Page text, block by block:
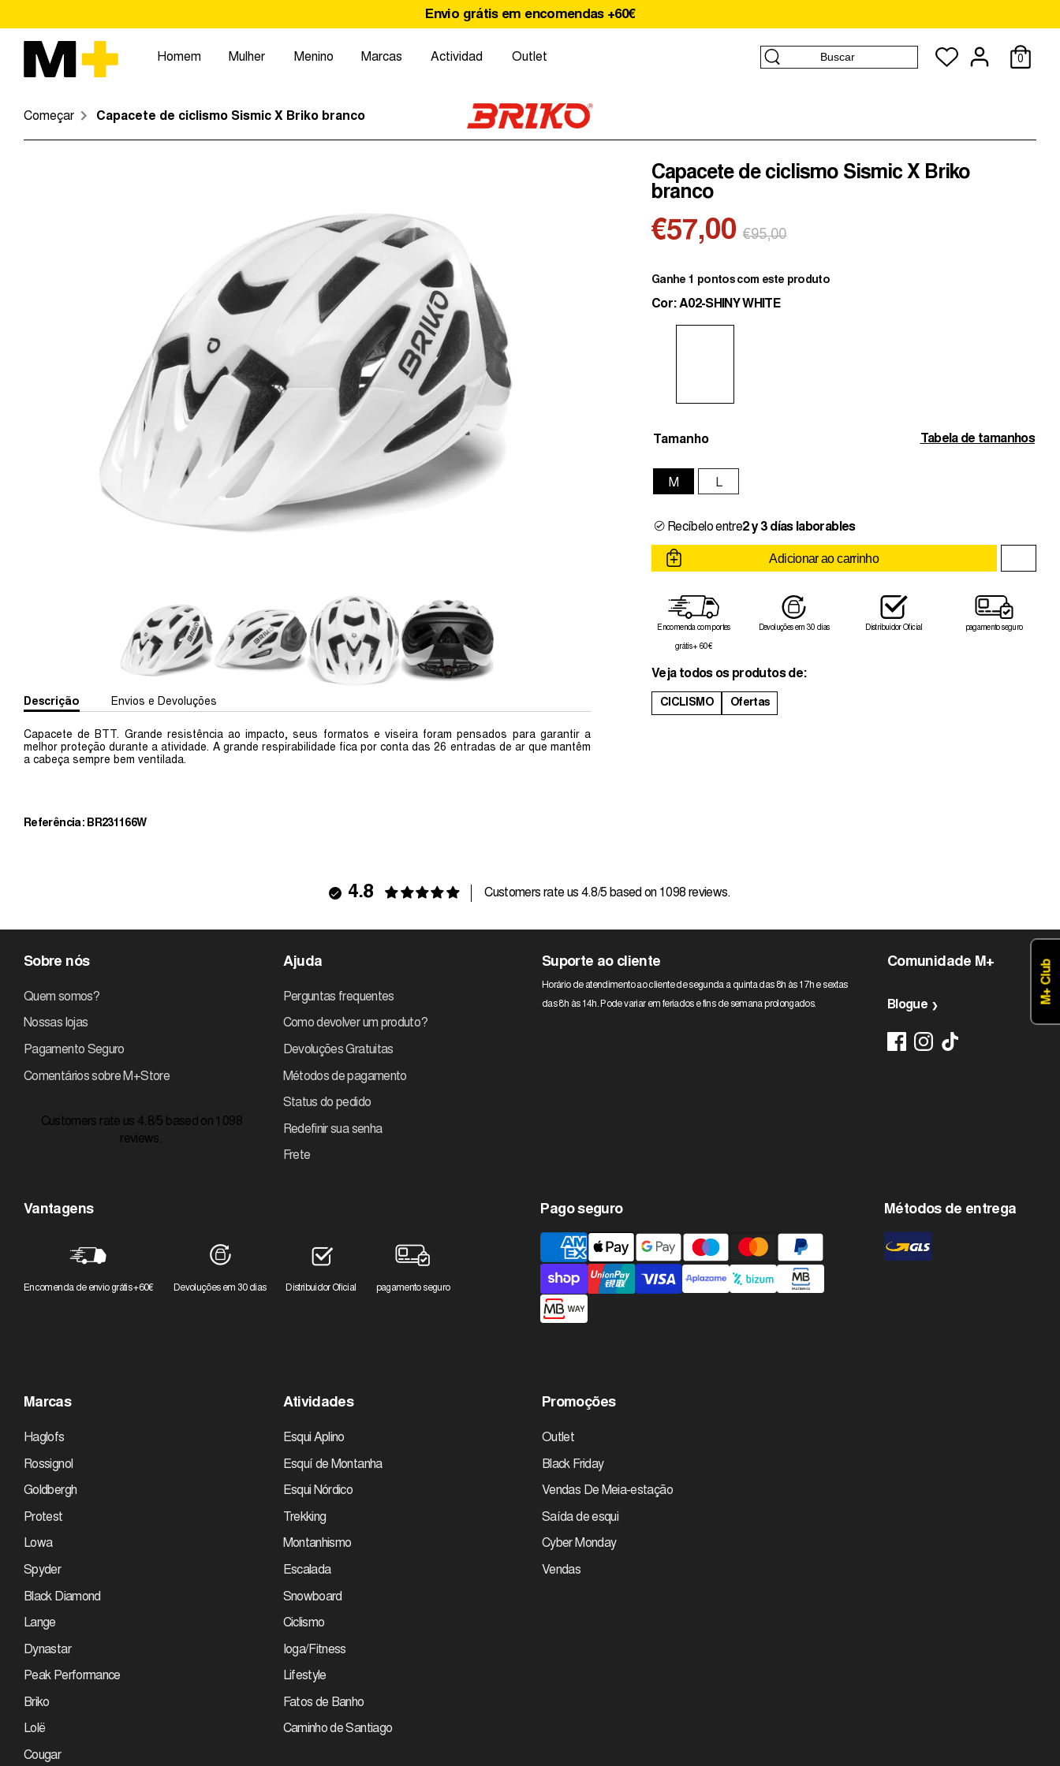
para
conteúdo
Envio grátis em encomendas +60€
Homem Mulher Menino Marcas Actividad Outlet
Buscar
Buscar
0
Começar Capacete de ciclismo Sismic X Briko branco
Descrição Envios e Devoluções
Capacete de BTT. Grande resistência ao impacto, seus formatos e viseira foram pensados ​​para garantir a
melhor proteção durante a atividade. A grande respirabilidade fica por conta das 26 entradas de ar que mantêm
a cabeça sempre bem ventilada.
Capacete de ciclismo Sismic X Briko
branco
€57,00
Preço
€95,00
Ganhe 1 pontos com este produto
Cor: A02-SHINY WHITE
Tamanho Tabela de tamanhos
M L
Recíbelo entre2 y 3 días laborables
Adicionar ao carrinho
Encomenda com portes
grátis + 60€
Devoluções em 30 dias Distribuidor Oficial pagamento seguro
Veja todos os produtos de:
CICLISMO Ofertas
Referência: BR231166W
4.8 Customers rate us 4.8/5 based on 1098 reviews.
Sobre nós
Quem somos?
Nossas lojas
Pagamento Seguro
Comentários sobre M+Store
Customers rate us 4.8/5 based on 1098
reviews.
Ajuda
Perguntas frequentes
Como devolver um produto?
Devoluções Gratuitas
Métodos de pagamento
Status do pedido
Redefinir sua senha
Frete
Suporte ao cliente
Horário de atendimento ao cliente de segunda a quinta das 8h às 17h e sextas
das 8h às 14h. Pode variar em feriados e fins de semana prolongados.
Comunidade M+
Blogue
Vantagens
Encomenda de envio grátis +60€ Devoluções em 30 dias Distribuidor Oficial pagamento seguro
Pago seguro
Métodos
de
pagamento
aceites
Métodos de entrega
Marcas
Haglofs
Rossignol
Goldbergh
Protest
Lowa
Spyder
Black Diamond
Lange
Dynastar
Peak Performance
Briko
Lolë
Cougar
Atividades
Esqui Aplino
Esquí de Montanha
Esqui Nórdico
Trekking
Montanhismo
Escalada
Snowboard
Ciclismo
Ioga/Fitness
Lifestyle
Fatos de Banho
Caminho de Santiago
Promoções
Outlet
Black Friday
Vendas De Meia-estação
Saída de esqui
Cyber Monday
Vendas
M+ Club